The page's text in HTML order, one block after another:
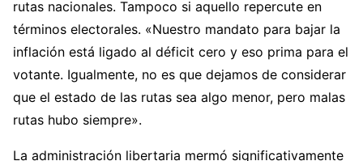
rutas nacionales. Tampoco si aquello repercute en
términos electorales. «Nuestro mandato para bajar la
inflación está ligado al déficit cero y eso prima para el
votante. Igualmente, no es que dejamos de considerar
que el estado de las rutas sea algo menor, pero malas
rutas hubo siempre».
La administración libertaria mermó significativamente